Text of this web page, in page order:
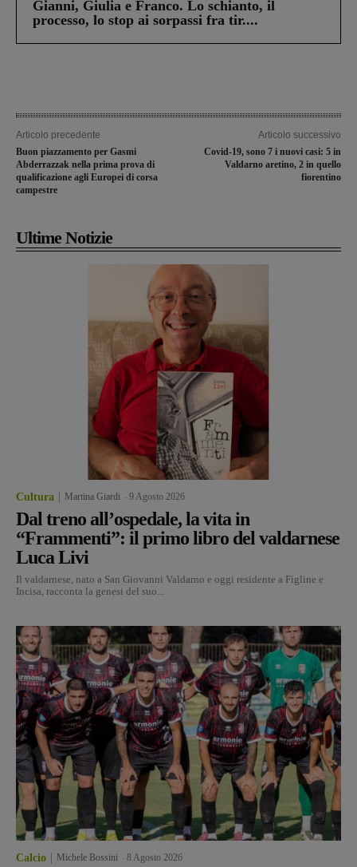
Gianni, Giulia e Franco. Lo schianto, il
processo, lo stop ai sorpassi fra tir....
Articolo precedente
Buon piazzamento per Gasmi
Abderrazzak nella prima prova di
qualificazione agli Europei di corsa
campestre
Articolo successivo
Covid-19, sono 7 i nuovi casi: 5 in
Valdarno aretino, 2 in quello
fiorentino
Ultime Notizie
Cultura Martina Giardi 9 Agosto 2026
Dal treno all’ospedale, la vita in
“Frammenti”: il primo libro del valdarnese
Luca Livi
Il valdarnese, nato a San Giovanni Valdarno e oggi residente a Figline e
Incisa, racconta la genesi del suo...
Calcio Michele Bossini 8 Agosto 2026